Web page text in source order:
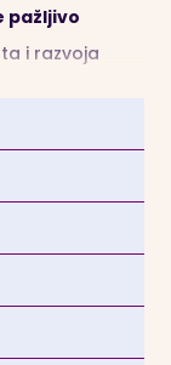
pažljivo
i razvoja
obrascu